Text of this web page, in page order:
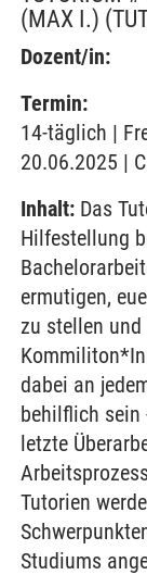
(MAX I.)
Dozent/in:
Termin:
14-täglich |
20.06.2025 |
Inhalt: Das
Hilfestellung
ermutigen,
zu stellen und
dabei an
behilflich sein
letzte
Tutorien
Studiums